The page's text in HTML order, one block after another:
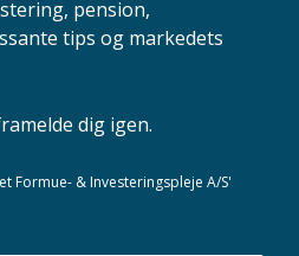
pension,
tips og markedets
dig igen.
Formue- & Investeringspleje A/S'